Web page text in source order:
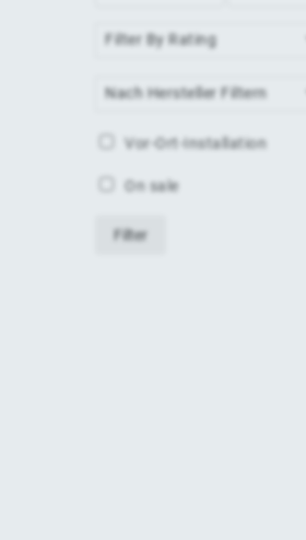
Filter By Rating
Nach Hersteller Filtern
Vor-Ort-Installation
On sale
Filter